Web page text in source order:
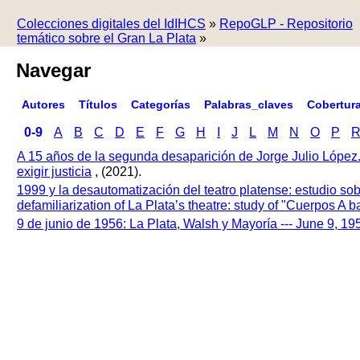
Colecciones digitales del IdIHCS » RepoGLP - Repositorio
temático sobre el Gran La Plata »
Navegar
Autores Títulos Categorías Palabras_claves
0-9 A B C D E F G H J L M N O P
R
A 15 años de la segunda desaparición de Jorge Julio
exigir justicia , (2021).
1999 y la desautomatización del teatro platense: estudio
defamiliarization of La Plata’s theatre: study of "Cuerpos A
9 de junio de 1956: La Plata, Walsh y Mayoría --- June 9,